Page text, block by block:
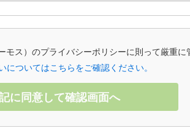
ス）のプライバシーポリシーに則って厳重に
についてはこちらをご確認ください。
記に同意して確認画面へ